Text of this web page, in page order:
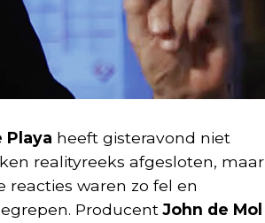
Playa heeft gisteravond niet
realityreeks afgesloten, maar
waren zo fel en
ProducentJohn de Mol